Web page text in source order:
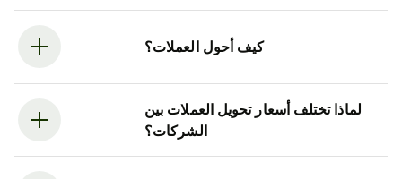
كيف أحول العملات؟
لماذا تختلف أسعار تحويل العملات بين
الشركات؟